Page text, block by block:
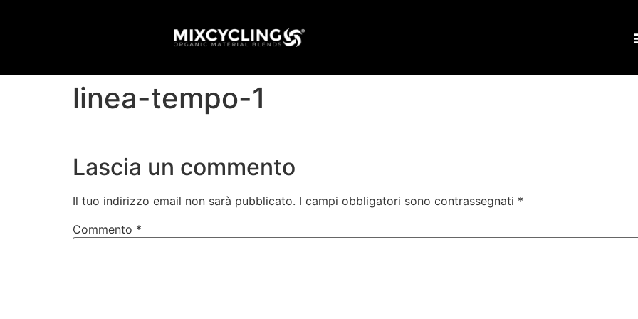
linea-tempo-1
Lascia un commento
Il tuo indirizzo email non sarà pubblicato. I campi obbligatori sono contrassegnati *
Commento *